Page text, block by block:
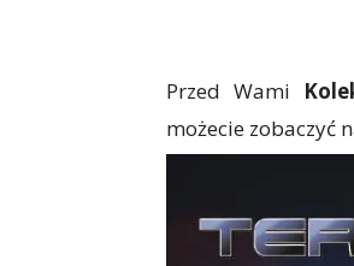
Przed Wami
możecie zobaczyć